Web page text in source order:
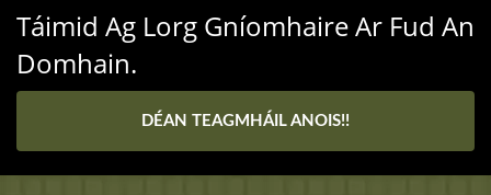
Táimid Ag Lorg Gníomhaire Ar Fud An
Domhain.
DÉAN TEAGMHÁIL ANOIS!!